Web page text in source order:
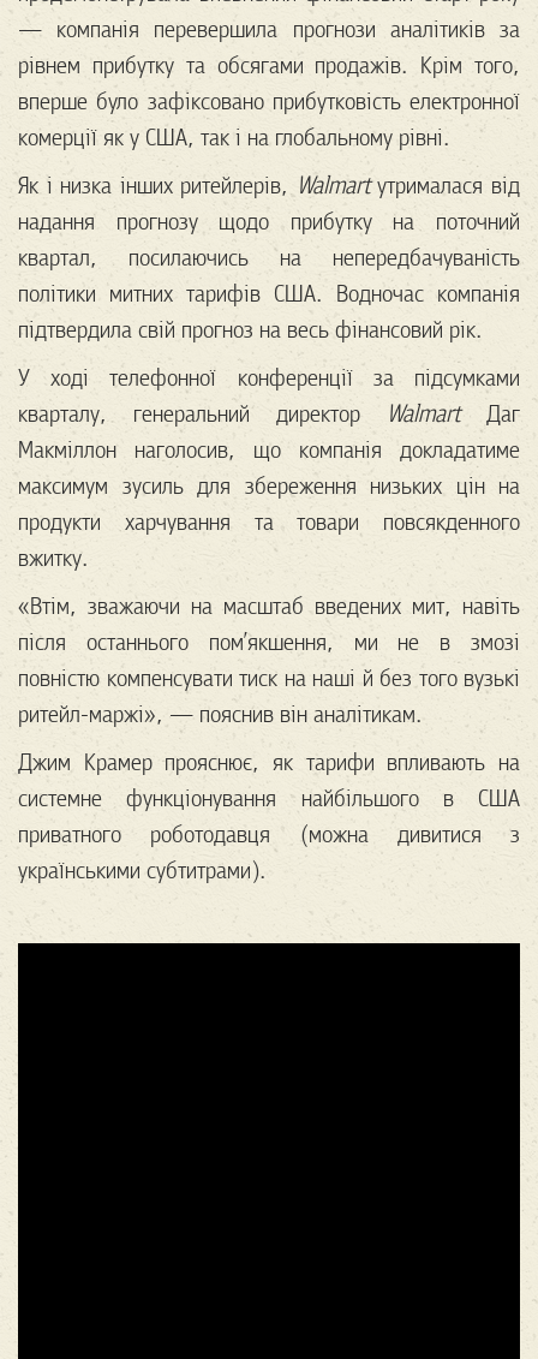
— компанія перевершила прогнози аналітиків за
рівнем прибутку та обсягами продажів. Крім того,
вперше було зафіксовано прибутковість електронної
комерції як у США, так і на глобальному рівні.
Як і низка інших ритейлерів, Walmartутрималася від
надання прогнозу щодо прибутку на поточний
квартал, посилаючись на непередбачуваність
політики митних тарифів США. Водночас компанія
підтвердила свій прогноз на весь фінансовий рік.
У ході телефонної конференції за підсумками
кварталу, генеральний директор
WalmartДаг
Макміллон наголосив, що компанія докладатиме
максимум зусиль для збереження низьких цін на
продукти харчування та товари повсякденного
вжитку.
«Втім, зважаючи на масштаб введених мит, навіть
після останнього пом’якшення, ми не в змозі
повністю компенсувати тиск на наші й без того вузькі
ритейл-маржі», — пояснив він аналітикам.
Джим Крамер прояснює, як тарифи впливають на
системне функціонування найбільшого в США
приватного роботодавця (можна дивитися з
українськими субтитрами).